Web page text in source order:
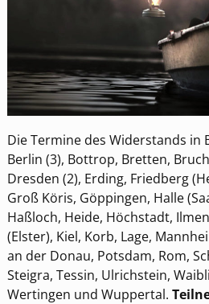
Die Termine des Widerstands in
Berlin (3), Bottrop, Bretten,
Dresden (2), Erding, Friedberg
Groß Köris, Göppingen, Halle
Haßloch, Heide, Höchstadt,
(Elster), Kiel, Korb, Lage,
an der Donau, Potsdam, Rom,
Steigra, Tessin, Ulrichstein,
Wertingen und Wuppertal.